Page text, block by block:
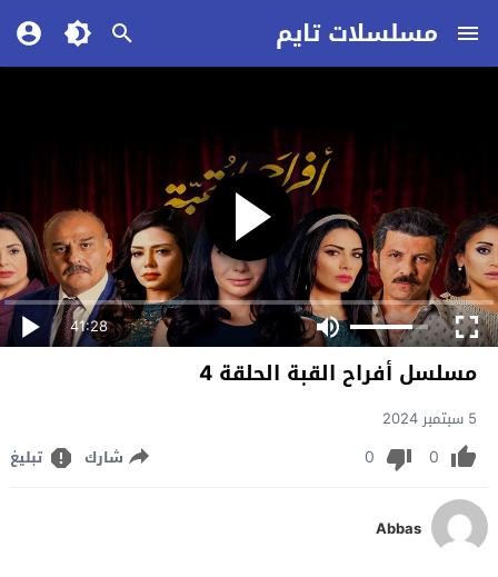
مسلسلات تايم
41:28
مسلسل أفراح القبة الحلقة 4
5 سبتمبر 2024
0
0 شارك تبليغ
Abbas